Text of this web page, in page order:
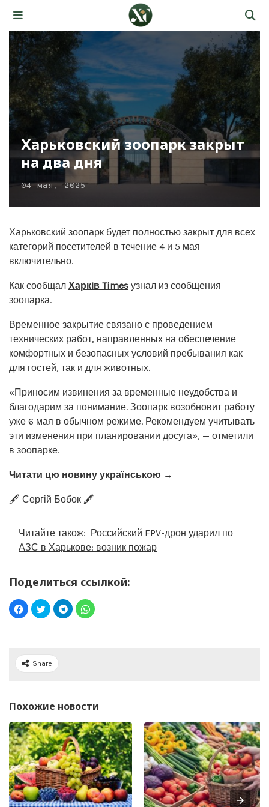
Харьковский зоопарк закрыт
на два дня
04 мая, 2025
Харьковский зоопарк будет полностью закрыт для всех
категорий посетителей в течение 4 и 5 мая
включительно.
Как сообщал Харків Times узнал из сообщения
зоопарка.
Временное закрытие связано с проведением
технических работ, направленных на обеспечение
комфортных и безопасных условий пребывания как
для гостей, так и для животных.
«Приносим извинения за временные неудобства и
благодарим за понимание. Зоопарк возобновит работу
уже 6 мая в обычном режиме. Рекомендуем учитывать
эти изменения при планировании досуга», — отметили
в зоопарке.
Читати цю новину українською →
🖋️ Сергій Бобок 🖋️
Читайте також: Российский FPV-дрон ударил по
АЗС в Харькове: возник пожар
Поделиться ссылкой:
Share
Похожие новости